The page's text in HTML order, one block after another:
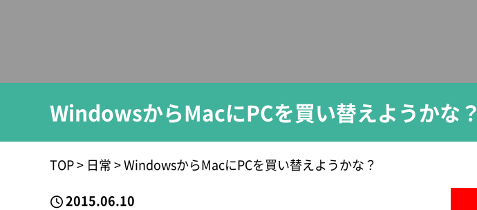
WindowsからMacにPCを買い替えようかな？
TOP> 日常>WindowsからMacにPCを買い替えようかな？
2015.06.10